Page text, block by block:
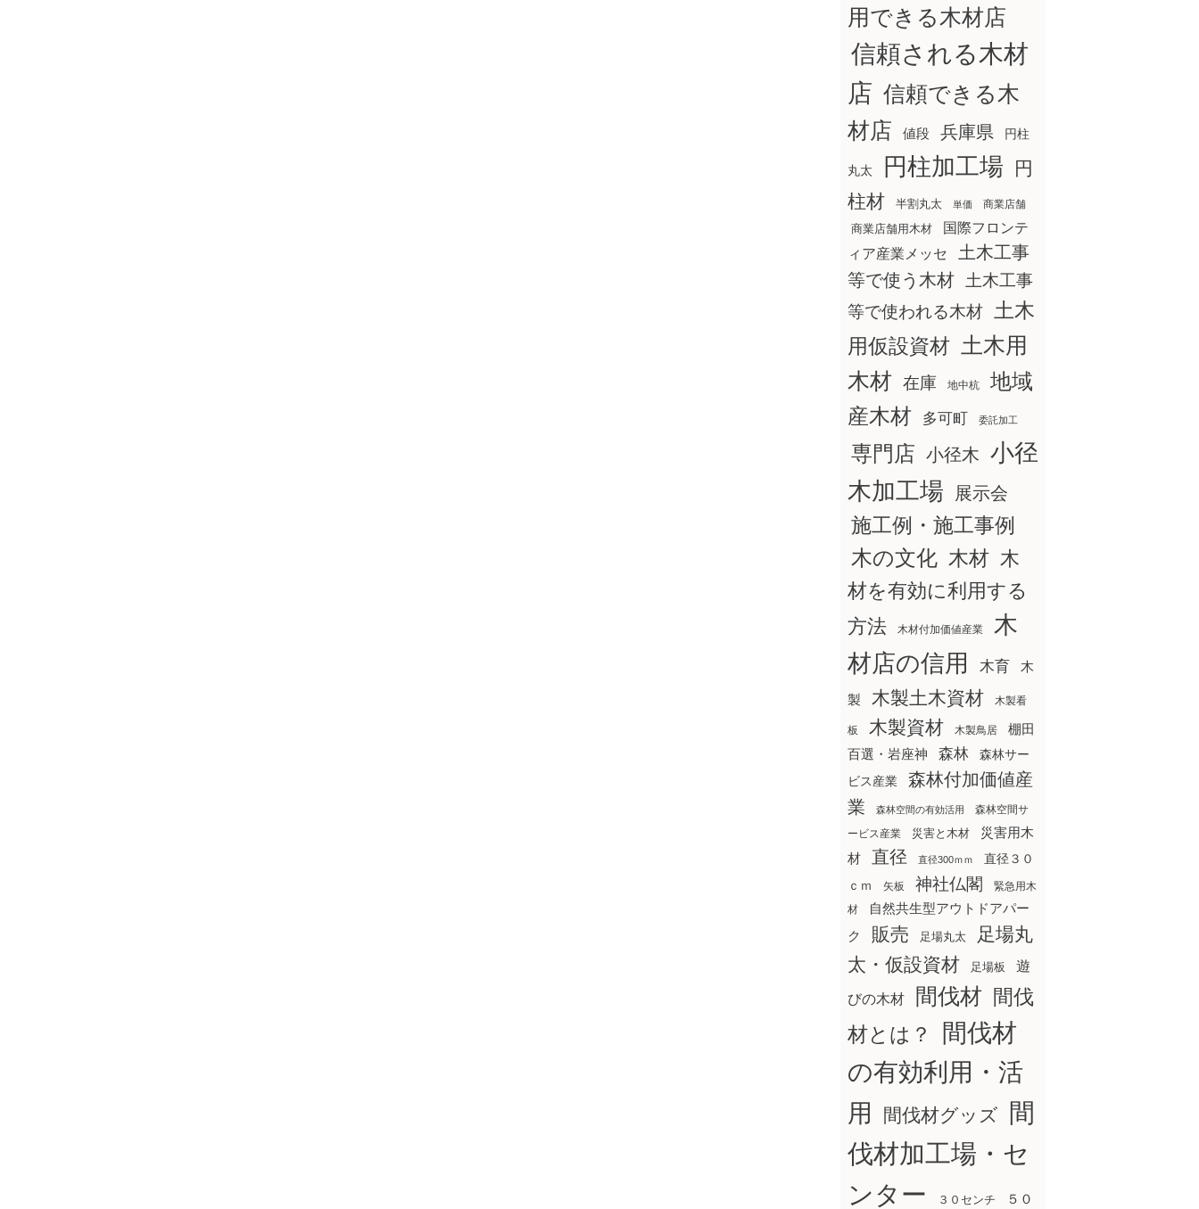
用できる木材店
信頼される木材
店 信頼できる木
材店
値段 兵庫県 円柱
丸太 円柱加工場
円
柱材
半割丸太 単価 商業店舗
商業店舗用木材
国際フロンテ
ィア産業メッセ
土木工事
等で使う木材
土木工事
等で使われる木材
土木
用仮設資材 土木用
木材 在庫 地中杭
地域
産木材
多可町 委託加工
専門店 小径木 小径
木加工場
展示会
施工例・施工事例
木の文化 木材 木
材を有効に利用する
方法
木材付加価値産業
木
材店の信用
木育 木
製 木製土木資材 木製看
板 木製資材 木製鳥居
棚田
百選・岩座神
森林
森林サー
ビス産業
森林付加価値産
業
森林空間の有効活用
森林空間サ
ービス産業
災害と木材
災害用木
材
直径 直径300ｍｍ
直径３０
ｃｍ
矢板 神社仏閣
緊急用木
材
自然共生型アウトドアパー
ク
販売 足場丸太
足場丸
太・仮設資材
足場板 遊
びの木材 間伐材 間伐
材とは？
間伐材
の有効利用・活
用
間伐材グッズ
間
伐材加工場・セ
ンター
３０センチ ５０